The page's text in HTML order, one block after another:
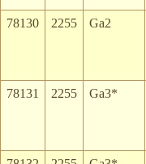
78130 2255 Ga2
78131 2255 Ga3*